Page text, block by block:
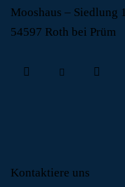
Mooshaus – Siedlung 1
54597 Roth bei Prüm
Kontaktiere uns